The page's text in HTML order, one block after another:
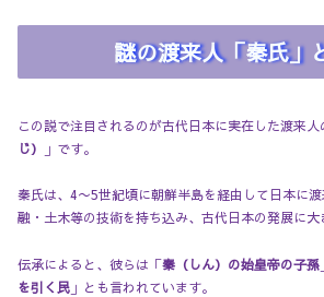
謎の渡来人「秦氏」
この説で注目されるのが古代日本に実在した渡来人
じ）
」です。
秦氏は、4〜5世紀頃に朝鮮半島を経由して日本に
融・土木等の技術を持ち込み、古代日本の発展に大
伝承によると、彼らは「秦（しん）の始皇帝の子孫
を引く民 」とも言われています。